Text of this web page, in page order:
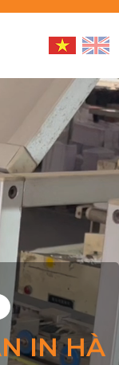
IN HÀ